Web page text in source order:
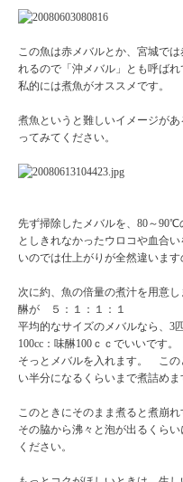
この魚は赤メバルとか、宮城で
れるので「沖メバル」とも呼ば
私的には煮魚がオススメです。
煮魚というと難しいイメージが
ってみてください。
先ず掃除したメバルを、80～
としきれなかったウロコや血合
いのでは仕上がりが全然違いま
次に約、魚の倍量の煮汁を用意
醂が ５：１：１：１
平均的なサイズのメバルなら、3
100cc：味醂100ｃｃでいいです
そっとメバルを入れます。 この
い半分になるくらいまで煮詰めま
このときにそのまま煮ると煮崩
その脇から沸々と泡が出るくら
ください。